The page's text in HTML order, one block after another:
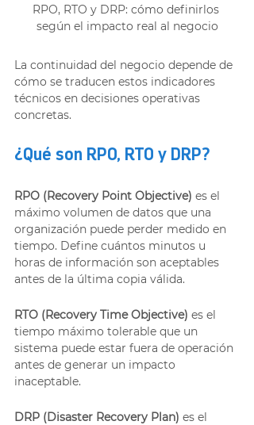
RPO, RTO y DRP: cómo definirlos
según el impacto real al negocio
La continuidad del negocio depende de
cómo se traducen estos indicadores
técnicos en decisiones operativas
concretas.
¿Qué son RPO, RTO y DRP?
RPO (Recovery Point Objective) es el
máximo volumen de datos que una
organización puede perder medido en
tiempo. Define cuántos minutos u
horas de información son aceptables
antes de la última copia válida.
RTO (Recovery Time Objective) es el
tiempo máximo tolerable que un
sistema puede estar fuera de operación
antes de generar un impacto
inaceptable.
DRP (Disaster Recovery Plan) es el